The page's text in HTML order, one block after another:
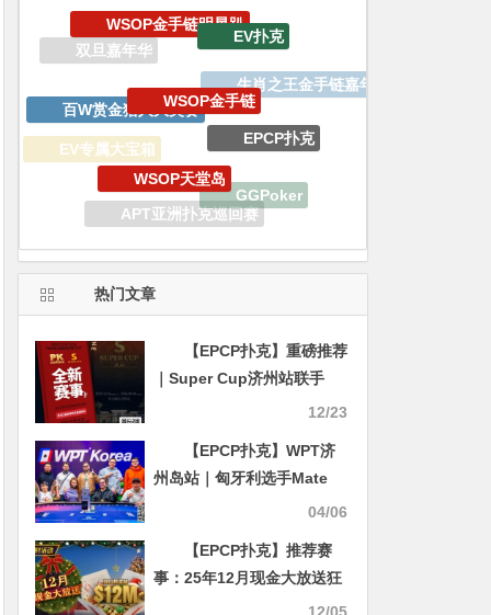
锦标赛
2023线上金手链主赛事
百W赏金猎人大奖赛
WSOP金手链
EPCP扑克
GGPoker
APT亚洲扑克巡回赛
WSOP天堂岛
热门文章
【EPCP扑克】重磅推荐
｜Super Cup济州站联手
PKonline 正式开启线上专
12/23
【EPCP扑克】WPT济
州岛站｜匈牙利选手Mate
Hanusi最短码逆袭翻盘夺取
04/06
【EPCP扑克】推荐赛
事：25年12月现金大放送狂